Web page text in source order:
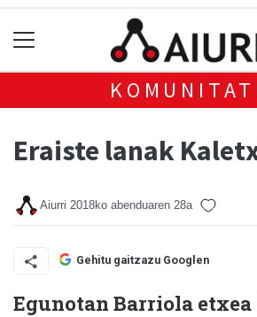
Eraiste lanak
Aiurri 2018ko abenduaren 28a
Gehitu gaitzazu Googlen
Egunotan Barriola